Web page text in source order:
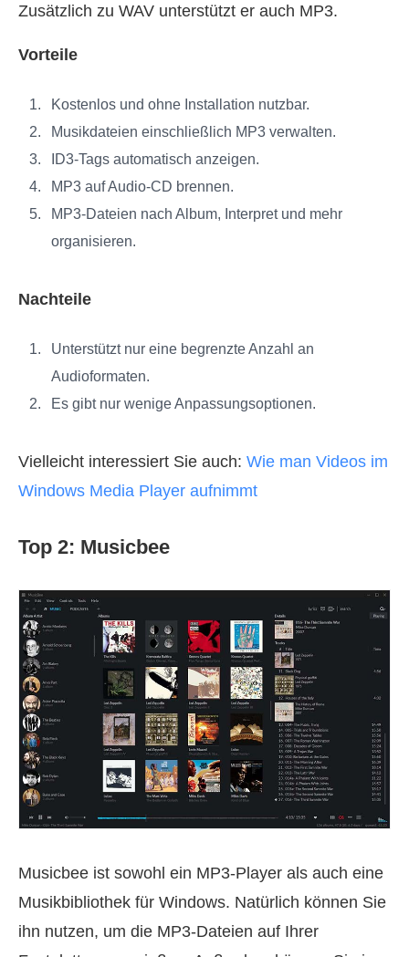
Zusätzlich zu WAV unterstützt er auch MP3.
Vorteile
Kostenlos und ohne Installation nutzbar.
Musikdateien einschließlich MP3 verwalten.
ID3-Tags automatisch anzeigen.
MP3 auf Audio-CD brennen.
MP3-Dateien nach Album, Interpret und mehr
organisieren.
Nachteile
Unterstützt nur eine begrenzte Anzahl an
Audioformaten.
Es gibt nur wenige Anpassungsoptionen.
Vielleicht interessiert Sie auch: Wie man Videos im
Windows Media Player aufnimmt
Top 2: Musicbee
Musicbee ist sowohl ein MP3-Player als auch eine
Musikbibliothek für Windows. Natürlich können Sie
ihn nutzen, um die MP3-Dateien auf Ihrer